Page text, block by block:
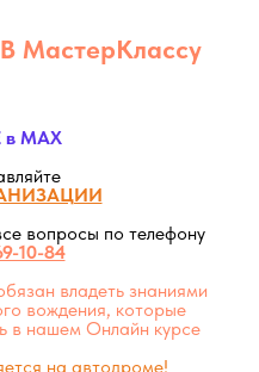
MAX
вопросы по телефону
10-84
владеть знаниями
вождения, которые
в нашем Онлайн курсе
на автодроме!